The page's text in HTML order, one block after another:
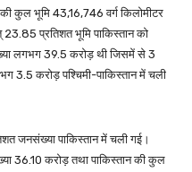
की कुल भूमि 43,16,746 वर्ग किलोमीटर
प्रतिशत भूमि पाकिस्तान को
लगभग 39.5 करोड़ थी जिसमें से 3
3.5 करोड़ पश्चिमी-पाकिस्तान में चली
जनसंख्या पाकिस्तान में चली गई।
36.10 करोड़ तथा पाकिस्तान की कुल